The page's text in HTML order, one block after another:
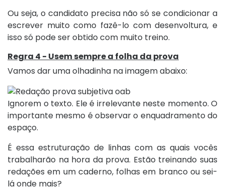
Ou seja, o candidato precisa não só se condicionar a
escrever muito como fazê-lo com desenvoltura, e
isso só pode ser obtido com muito treino.
Regra 4 - Usem sempre a folha da prova
Vamos dar uma olhadinha na imagem abaixo:
Ignorem o texto. Ele é irrelevante neste momento. O
importante mesmo é observar o enquadramento do
espaço.
É essa estruturação de linhas com as quais vocês
trabalharão na hora da prova. Estão treinando suas
redações em um caderno, folhas em branco ou sei-
lá onde mais?